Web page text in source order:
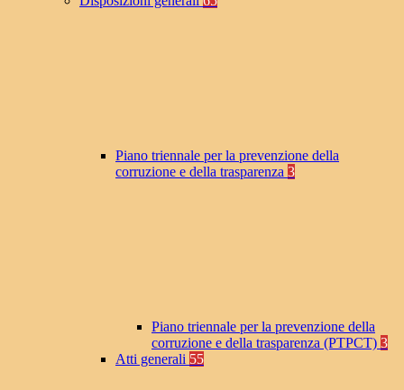
Piano triennale per la prevenzione della
corruzione e della trasparenza 3
Piano triennale per la prevenzione della
corruzione e della trasparenza (PTPCT) 3
Atti generali 55